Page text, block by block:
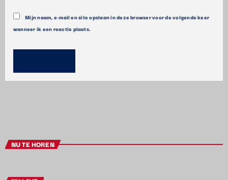
Mijn naam, e-mail en site opslaan in deze browser voor de volgende keer
wanneer ik een reactie plaats.
NU TE HOREN